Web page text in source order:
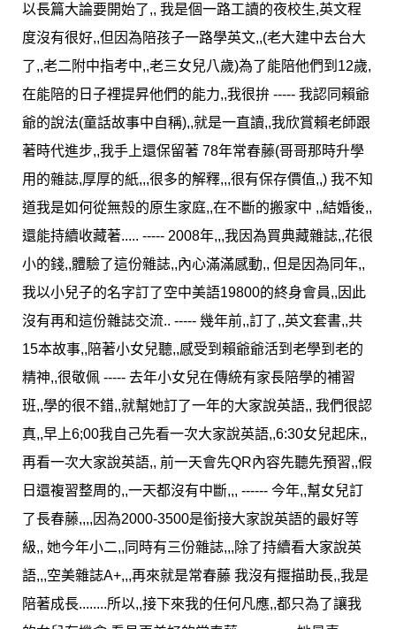
以長篇大論要開始了,, 我是個一路工讀的夜校生,英文程
度沒有很好,,但因為陪孩子一路學英文,,(老大建中去台大
了,,老二附中指考中,,老三女兒八歲)為了能陪他們到12歲,
在能陪的日子裡提昇他們的能力,,我很拚 ----- 我認同賴爺
爺的說法(童話故事中自稱),,就是一直讀,,我欣賞賴老師跟
著時代進步,,我手上還保留著 78年常春藤(哥哥那時升學
用的雜誌,厚厚的紙,,,很多的解釋,,,很有保存價值,,) 我不知
道我是如何從無殼的原生家庭,,在不斷的搬家中 ,,結婚後,,
還能持續收藏著..... ----- 2008年,,,我因為買典藏雜誌,,花很
小的錢,,體驗了這份雜誌,,內心滿滿感動,, 但是因為同年,,
我以小兒子的名字訂了空中美語19800的終身會員,,因此
沒有再和這份雜誌交流.. ----- 幾年前,,訂了,,英文套書,,共
15本故事,,陪著小女兒聽,,感受到賴爺爺活到老學到老的
精神,,很敬佩 ----- 去年小女兒在傳統有家長陪學的補習
班,,學的很不錯,,就幫她訂了一年的大家說英語,, 我們很認
真,,早上6;00我自己先看一次大家說英語,,6:30女兒起床,,
再看一次大家說英語,, 前一天會先QR內容先聽先預習,,假
日還複習整周的,,一天都沒有中斷,,, ------ 今年,,幫女兒訂
了長春藤,,,,因為2000-3500是銜接大家說英語的最好等
級,, 她今年小二,,同時有三份雜誌,,,除了持續看大家說英
語,,,空美雜誌A+,,,再來就是常春藤 我沒有揠描助長,,我是
陪著成長........所以,,接下來我的任何凡應,,都只為了讓我